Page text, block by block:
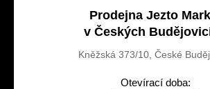
Prodejna Jezto
v Českých
Kněžská 373/10, České
Otevírací doba: